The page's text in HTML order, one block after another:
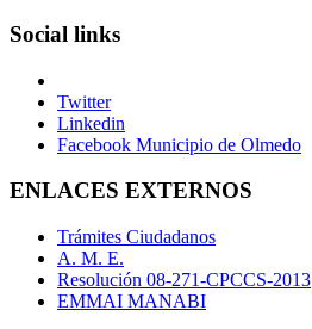
Social links
Twitter
Linkedin
Facebook Municipio de Olmedo
ENLACES EXTERNOS
Trámites Ciudadanos
A. M. E.
Resolución 08-271-CPCCS-2013
EMMAI MANABI